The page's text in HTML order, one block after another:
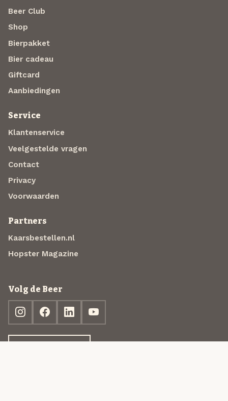
Beer Club
Shop
Bierpakket
Bier cadeau
Giftcard
Aanbiedingen
Service
Klantenservice
Veelgestelde vragen
Contact
Privacy
Voorwaarden
Partners
Kaarsbestellen.nl
Hopster Magazine
Volg de Beer